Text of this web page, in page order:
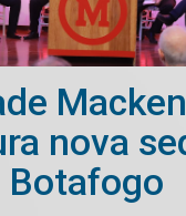
nova
Botafogo